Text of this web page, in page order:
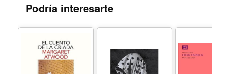
Podría interesarte